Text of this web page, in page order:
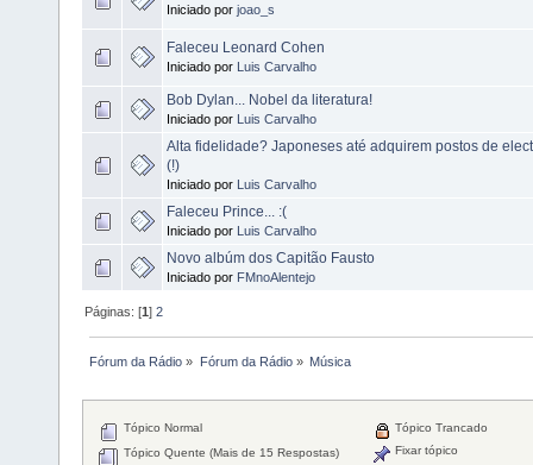
Iniciado por joao_s
Faleceu Leonard Cohen
Iniciado por Luis Carvalho
Bob Dylan... Nobel da literatura!
Iniciado por Luis Carvalho
Alta fidelidade? Japoneses até adquirem postos de
(!)
Iniciado por Luis Carvalho
Faleceu Prince... :(
Iniciado por Luis Carvalho
Novo albúm dos Capitão Fausto
Iniciado por FMnoAlentejo
Páginas: [1]2
Fórum da Rádio » Fórum da Rádio» Música
Tópico Normal
Tópico Quente (Mais de 15 Respostas)
Tópico Trancado
Fixar tópico